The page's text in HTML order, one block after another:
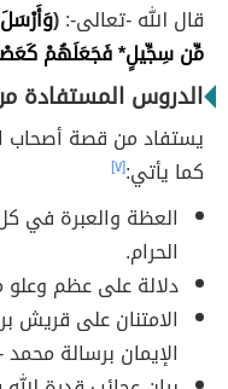
قال الله -تعالى-:(
مِّن سِجِّيلٍ* فَجَعَلَهُمْ
الدروس المستفادة
يستفاد من قصة أصحاب
كما يأتي:[٧]
العظة والعبرة في
الحرام.
دلالة على عظم وعلو
الامتنان على قريش
الإيمان برسالة